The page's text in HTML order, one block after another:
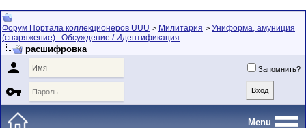
Форум Портала коллекционеров UUU > Милитария > Униформа, амуниция
(снаряжение) : Обсуждение / Идентификация
расшифровка
 Запомнить?

Menu